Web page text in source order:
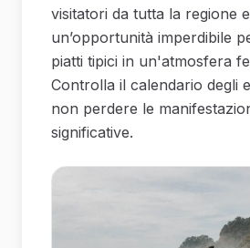
visitatori da tutta la regione
un’opportunità imperdibile
piatti tipici in un'atmosfera
Controlla il calendario degli
non perdere le
significative.